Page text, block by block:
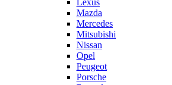
Lexus
Mazda
Mercedes
Mitsubishi
Nissan
Opel
Peugeot
Porsche